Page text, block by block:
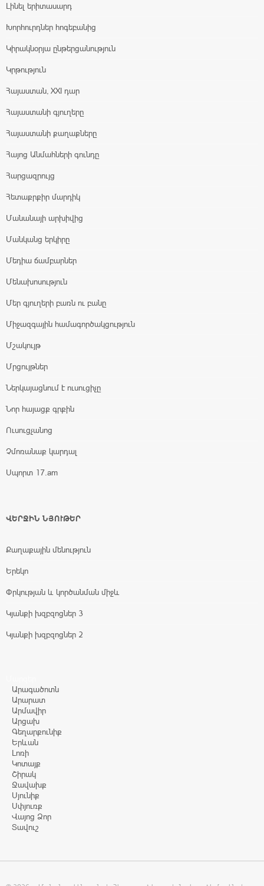
Լինել երիտասարդ
Խորհուրդներ հոգեբանից
Կիրակնօրյա ընթերցանություն
Կրթություն
Հայաստան, XXI դար
Հայաստանի գյուղերը
Հայաստանի քաղաքները
Հայոց Անմահների գունդը
Հարցազրույց
Հետաքրքիր մարդիկ
Մանանայի արխիվից
Մանկանց երկիրը
Մեդիա ճամբարներ
Մենախոսություն
Մեր գյուղերի բառն ու բանը
Միջազգային համագործակցություն
Մշակույթ
Մրցույթներ
Ներկայացնում է ուսուցիչը
Նոր հայացք գրքին
Ուսուցչանոց
Չմոռանաք կարդալ
Սպորտ 17.am
ՎԵՐՋԻՆ ՆՅՈՒԹԵՐ
Քաղաքային մենություն
Երեկո
Փրկության և կործանման միջև
Կյանքի խզբզոցներ 3
Կյանքի խզբզոցներ 2
Արագածոտն
Արարատ
Արմավիր
Արցախ
Գեղարքունիք
Երևան
Լոռի
Կոտայք
Շիրակ
Ջավախք
Սյունիք
Սփյուռք
Վայոց Ձոր
Տավուշ